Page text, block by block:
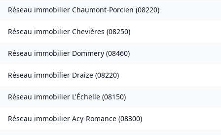
Réseau immobilier Chaumont-Porcien (08220)
Réseau immobilier Chevières (08250)
Réseau immobilier Dommery (08460)
Réseau immobilier Draize (08220)
Réseau immobilier L'Échelle (08150)
Réseau immobilier Acy-Romance (08300)